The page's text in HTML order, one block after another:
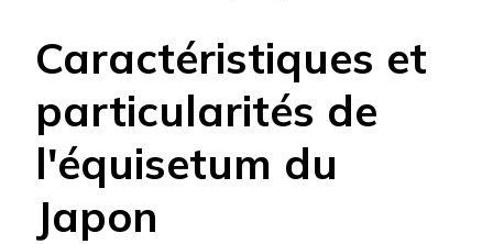
Caractéristiques et
particularités de
l'équisetum du
Japon